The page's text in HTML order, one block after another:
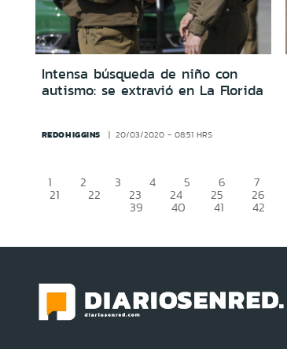
Intensa búsqueda de niño con
autismo: se extravió en La Florida
REDOHIGGINS 20/03/2020 - 08:51 HRS
1 2 3 4 5 6 7
21 22 23 24 25 26
39 40 41 42